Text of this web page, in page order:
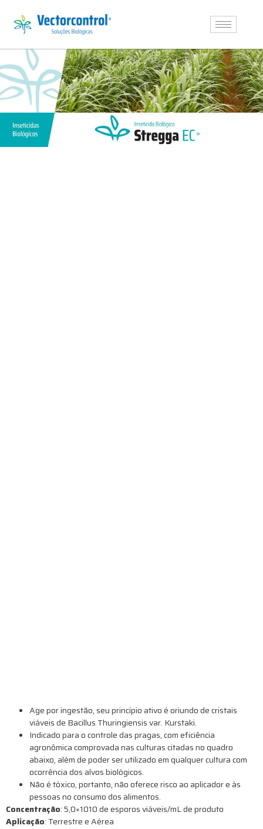
Age por ingestão, seu princípio ativo é oriundo de cristais
viáveis de Bacillus Thuringiensis var. Kurstaki.
Indicado para o controle das pragas, com eficiência
agronômica comprovada nas culturas citadas no quadro
abaixo, além de poder ser utilizado em qualquer cultura com
ocorrência dos alvos biológicos.
Não é tóxico, portanto, não oferece risco ao aplicador e às
pessoas no consumo dos alimentos.
Concentração: 5,0×1010 de esporos viáveis/mL de produto
Aplicação: Terrestre e Aérea